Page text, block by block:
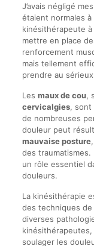
J’avais négligé
étaient normales
kinésithérapeute à
mettre en place
renforcement
mais tellement
prendre au
Les maux de cou,
cervicalgies, sont
de nombreuses
douleur peut
mauvaise posture
des
un rôle essentiel
douleurs.
La kinésithérapie
des techniques de
diverses
soulager les